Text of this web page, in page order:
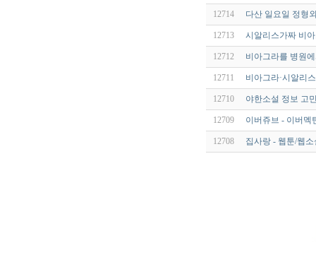
12714 다산 일요일 정형
12713 시알리스가짜 비
12712 비아그라를 병원
12711 비아그라·시알리
12710 야한소설 정보 고
12709 이버쥬브 - 이버멕
12708 집사랑 - 웹툰/웹